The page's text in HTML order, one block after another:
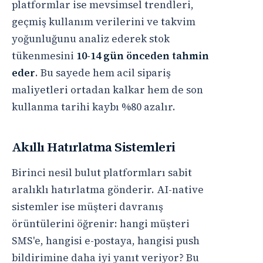
platformlar ise mevsimsel trendleri,
geçmiş kullanım verilerini ve takvim
yoğunluğunu analiz ederek stok
tükenmesini 10-14 gün önceden tahmin
eder. Bu sayede hem acil sipariş
maliyetleri ortadan kalkar hem de son
kullanma tarihi kaybı %80 azalır.
Akıllı Hatırlatma Sistemleri
Birinci nesil bulut platformları sabit
aralıklı hatırlatma gönderir. AI-native
sistemler ise müşteri davranış
örüntülerini öğrenir: hangi müşteri
SMS'e, hangisi e-postaya, hangisi push
bildirimine daha iyi yanıt veriyor? Bu